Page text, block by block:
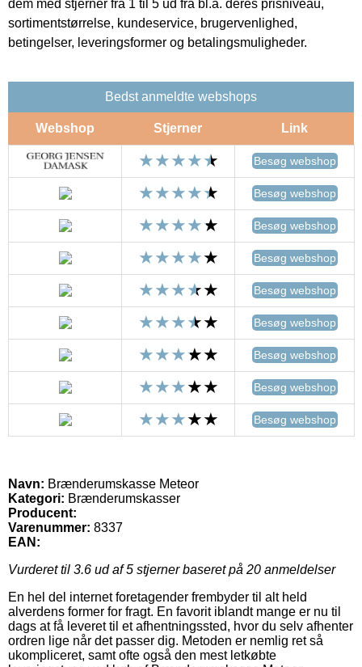
dem med stjerner fra 1 til 5 ud fra bl.a. deres prisniveau,
sortimentstørrelse, kundeservice, brugervenlighed,
betingelser, leveringsformer og betalingsmuligheder.
Bedst anmeldte webshops
Webshop Stjerner Link
Besøg webshop
Besøg webshop
Besøg webshop
Besøg webshop
Besøg webshop
Besøg webshop
Besøg webshop
Besøg webshop
Besøg webshop
Navn: Brænderumskasse Meteor
Kategori: Brænderumskasser
Producent:
Varenummer: 8337
EAN:
Vurderet til 3.6 ud af 5 stjerner baseret på 20 anmeldelser
En hel del internet foretagender frembyder til alt held
alverdens former for fragt. En favorit iblandt mange er nu til
dags at få leveret til et afhentningssted, hvor du selv afhenter
ordren lige når det passer dig. Metoden er nemlig ret så
ukompliceret, samt ofte også den mest letkøbte